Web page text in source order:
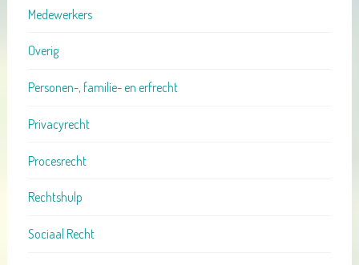
Medewerkers
Overig
Personen-, familie- en erfrecht
Privacyrecht
Procesrecht
Rechtshulp
Sociaal Recht